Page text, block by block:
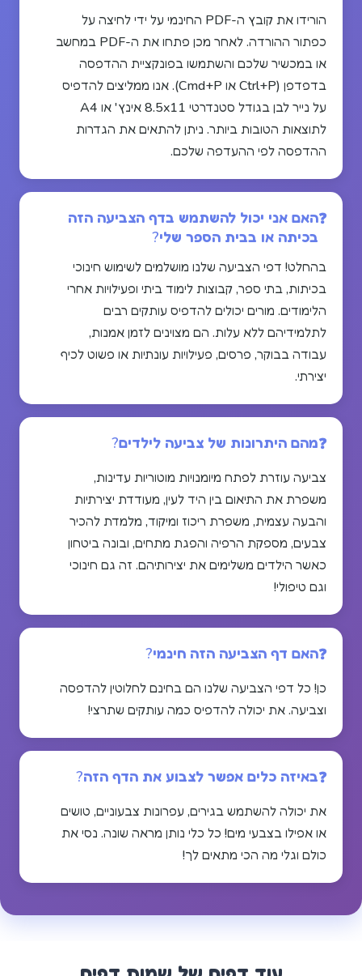
הורידו את קובץ ה-PDF החינמי על ידי לחיצה על
כפתור ההורדה. לאחר מכן פתחו את ה-PDF במחשב
או במכשיר שלכם והשתמשו בפונקציית ההדפסה
בדפדפן (Ctrl+P או Cmd+P). אנו ממליצים להדפיס
על נייר לבן בגודל סטנדרטי 8.5x11 אינץ' או A4
לתוצאות הטובות ביותר. ניתן להתאים את הגדרות
ההדפסה לפי ההעדפה שלכם.
האם אני יכול להשתמש בדף הצביעה הזה
בכיתה או בבית הספר שלי?
בהחלט! דפי הצביעה שלנו מושלמים לשימוש חינוכי
בכיתות, בתי ספר, קבוצות לימוד ביתי ופעילויות אחרי
הלימודים. מורים יכולים להדפיס עותקים רבים
לתלמידיהם ללא עלות. הם מצוינים לזמן אמנות,
עבודה בבוקר, פרסים, פעילויות עונתיות או פשוט לכיף
יצירתי.
מהם היתרונות של צביעה לילדים?
צביעה עוזרת לפתח מיומנויות מוטוריות עדינות,
משפרת את התיאום בין היד לעין, מעודדת יצירתיות
והבעה עצמית, משפרת ריכוז ומיקוד, מלמדת להכיר
צבעים, מספקת הרפיה והפגת מתחים, ובונה ביטחון
כאשר הילדים משלימים את יצירותיהם. זה גם חינוכי
וגם טיפולי!
האם דף הצביעה הזה חינמי?
כן! כל דפי הצביעה שלנו הם בחינם לחלוטין להדפסה
וצביעה. את יכולה להדפיס כמה עותקים שתרצי!
באיזה כלים אפשר לצבוע את הדף הזה?
את יכולה להשתמש בגירים, עפרונות צבעוניים, טושים
או אפילו בצבעי מים! כל כלי נותן מראה שונה. נסי את
כולם וגלי מה הכי מתאים לך!